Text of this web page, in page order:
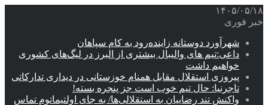
۱۴۰۵/۰۵/۱۸
خبر فوری
شهرآورد دوستانه زاینده‌رود به کام سپاهان
داعی:تیم های والیبال بیشتری از البرز در لیگ‌های کشوری
خواهیم داشت
پیروزی استقلال مقابل همنام خوزستانی در دیداری تدارکاتی
تاجرنیا: حال تیم خوب است جز پنجره بسته!
واکنش تند رضاییان به استقلالی‌ها/ به جای اولتیماتوم تماس